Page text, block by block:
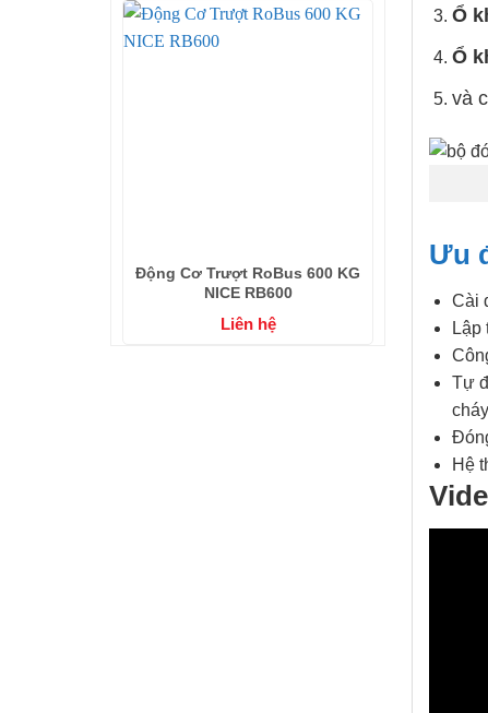
Động Cơ Trượt RoBus 600 KG
NICE RB600
Liên hệ
Ổ
Ổ
và
Ưu
Cài
Lập
Tự
Hệ